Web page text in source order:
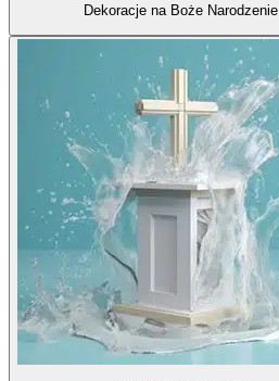
Dekoracje na Boże Narodzenie